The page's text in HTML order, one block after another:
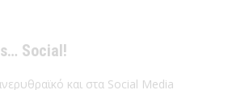
Social!
και στα Social Media